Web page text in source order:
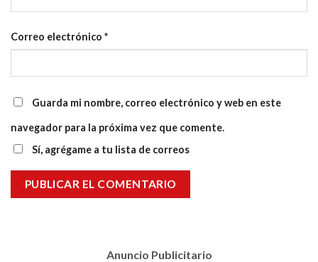
Correo electrónico *
Guarda mi nombre, correo electrónico y web en este
navegador para la próxima vez que comente.
Sí, agrégame a tu lista de correos
Anuncio Publicitario